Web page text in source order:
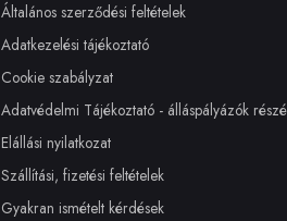
Általános szerződési feltételek
Adatkezelési tájékoztató
Cookie szabályzat
Adatvédelmi Tájékoztató - álláspályázók
Elállási nyilatkozat
Szállítási, fizetési feltételek
Gyakran ismételt kérdések